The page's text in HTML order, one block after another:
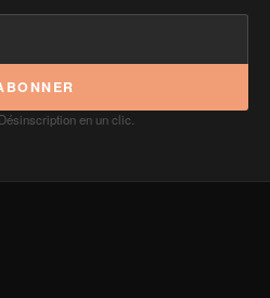
en un clic.